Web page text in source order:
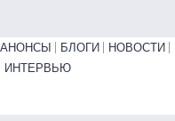
Primary links bottom
АНОНСЫ БЛОГИ НОВОСТИ
ИНТЕРВЬЮ